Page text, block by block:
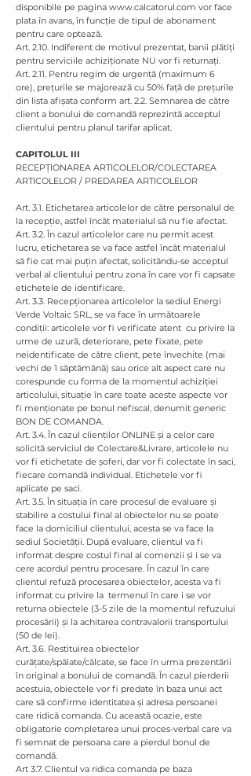
disponibile pe pagina www.calcatorul.com vor face
plata în avans, în funcție de tipul de abonament
pentru care optează.
Art. 2.10. Indiferent de motivul prezentat, banii plătiți
pentru serviciile achiziționate NU vor fi returnați.
Art. 2.11. Pentru regim de urgență (maximum 6
ore), prețurile se majorează cu 50% față de prețurile
din lista afișata conform art. 2.2. Semnarea de către
client a bonului de comandă reprezintă acceptul
clientului pentru planul tarifar aplicat.
CAPITOLUL III
RECEPȚIONAREA ARTICOLELOR/COLECTAREA
ARTICOLELOR / PREDAREA ARTICOLELOR
Art. 3.1. Etichetarea articolelor de către personalul de
la recepție, astfel încât materialul să nu fie afectat.
Art. 3.2. În cazul articolelor care nu permit acest
lucru, etichetarea se va face astfel încât materialul
să fie cat mai puțin afectat, solicitându-se acceptul
verbal al clientului pentru zona în care vor fi capsate
etichetele de identificare.
Art. 3.3. Recepționarea articolelor la sediul Energi
Verde Voltaic SRL, se va face în următoarele
condiții: articolele vor fi verificate atent cu privire la
urme de uzură, deteriorare, pete fixate, pete
neidentificate de către client, pete învechite (mai
vechi de 1 săptămână) sau orice alt aspect care nu
corespunde cu forma de la momentul achiziției
articolului, situație în care toate aceste aspecte vor
fi menționate pe bonul nefiscal, denumit generic
BON DE COMANDA.
Art. 3.4. În cazul clienților ONLINE și a celor care
solicită serviciul de Colectare&Livrare, articolele nu
vor fi etichetate de șoferi, dar vor fi colectate în saci,
fiecare comandă individual. Etichetele vor fi
aplicate pe saci.
Art. 3.5. În situația în care procesul de evaluare și
stabilire a costului final al obiectelor nu se poate
face la domiciliul clientului, acesta se va face la
sediul Societății. După evaluare, clientul va fi
informat despre costul final al comenzii și i se va
cere acordul pentru procesare. În cazul în care
clientul refuză procesarea obiectelor, acesta va fi
informat cu privire la termenul în care i se vor
returna obiectele (3-5 zile de la momentul refuzului
procesării) și la achitarea contravalorii transportului
(50 de lei).
Art. 3.6. Restituirea obiectelor
curățate/spălate/călcate, se face în urma prezentării
în original a bonului de comandă. În cazul pierderii
acestuia, obiectele vor fi predate în baza unui act
care să confirme identitatea și adresa persoanei
care ridică comanda. Cu această ocazie, este
obligatorie completarea unui proces-verbal care va
fi semnat de persoana care a pierdul bonul de
comandă.
Art 3.7. Clientul va ridica comanda pe baza